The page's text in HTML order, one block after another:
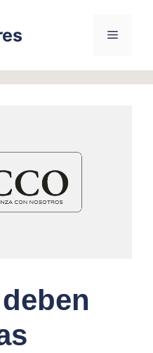
Menu